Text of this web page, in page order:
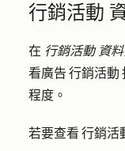
行銷活動
在 行銷活動 資料
看廣告 行銷活動
程度。
若要查看 行銷活